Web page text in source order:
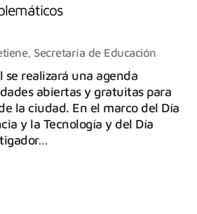
, Secretaría de Educación
se realizará una agenda
abiertas y gratuitas para
la ciudad. En el marco del Día
y la Tecnología y del Día